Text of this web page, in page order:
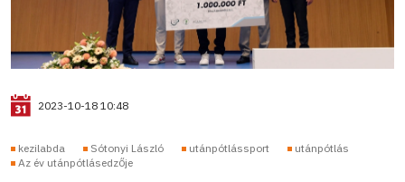
2023-10-18 10:48
kezilabda Sótonyi László utánpótlássport
utánpótlás
Az év utánpótlásedzője